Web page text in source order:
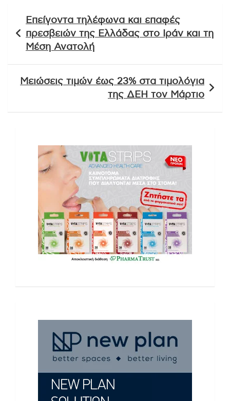
άρθρων
Επείγοντα τηλέφωνα και επαφές
πρεσβειών της Ελλάδας στο Ιράν και τη
Μέση Ανατολή
Μειώσεις τιμών έως 23% στα τιμολόγια
της ΔΕΗ τον Μάρτιο